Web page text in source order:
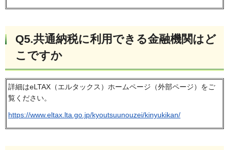
Q5.共通納税に利用できる金融機関はど
こですか
詳細はeLTAX（エルタックス）ホームページ（外部ページ）をご
覧ください。
https://www.eltax.lta.go.jp/kyoutsuunouzei/kinyukikan/